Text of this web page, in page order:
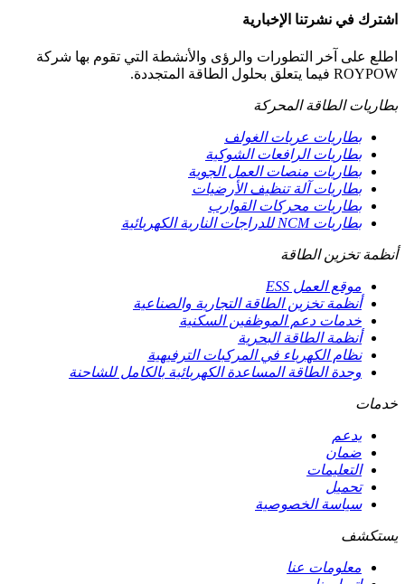
اشترك في نشرتنا الإخبارية
اطلع على آخر التطورات والرؤى والأنشطة التي تقوم بها شركة
ROYPOW فيما يتعلق بحلول الطاقة المتجددة.
بطاريات الطاقة المحركة
بطاريات عربات الغولف
بطاريات الرافعات الشوكية
بطاريات منصات العمل الجوية
بطاريات آلة تنظيف الأرضيات
بطاريات محركات القوارب
بطاريات NCM للدراجات النارية الكهربائية
أنظمة تخزين الطاقة
موقع العمل ESS
أنظمة تخزين الطاقة التجارية والصناعية
خدمات دعم الموظفين السكنية
أنظمة الطاقة البحرية
نظام الكهرباء في المركبات الترفيهية
وحدة الطاقة المساعدة الكهربائية بالكامل للشاحنة
خدمات
يدعم
ضمان
التعليمات
تحميل
سياسة الخصوصية
يستكشف
معلومات عنا